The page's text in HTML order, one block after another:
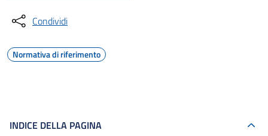
Condividi
Normativa di riferimento
INDICE DELLA PAGINA